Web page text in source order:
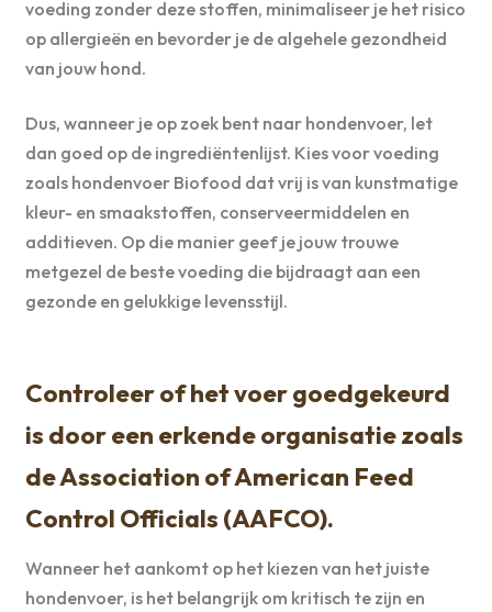
voeding zonder deze stoffen, minimaliseer je het risico
op allergieën en bevorder je de algehele gezondheid
van jouw hond.
Dus, wanneer je op zoek bent naar hondenvoer, let
dan goed op de ingrediëntenlijst. Kies voor voeding
zoals hondenvoer Biofood dat vrij is van kunstmatige
kleur- en smaakstoffen, conserveermiddelen en
additieven. Op die manier geef je jouw trouwe
metgezel de beste voeding die bijdraagt aan een
gezonde en gelukkige levensstijl.
Controleer of het voer goedgekeurd
is door een erkende organisatie zoals
de Association of American Feed
Control Officials (AAFCO).
Wanneer het aankomt op het kiezen van het juiste
hondenvoer, is het belangrijk om kritisch te zijn en